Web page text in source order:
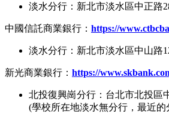
淡水分行：新北市淡水區中正路
中國信託商業銀行： https://
淡水分行：新北市淡水區中山路
新光商業銀行： https://
北投復興崗分行：台北市北投區
(學校所在地淡水無分行，最近